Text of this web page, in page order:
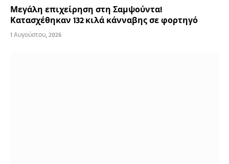
Μεγάλη επιχείρηση στη Σαμψούντα!
Κατασχέθηκαν 132 κιλά κάνναβης σε φορτηγό
1 Αυγούστου, 2026